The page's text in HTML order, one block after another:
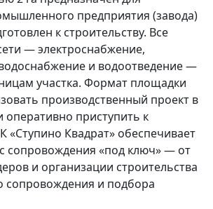
предприятия (завода)
к строительству. Все
— электроснабжение,
и водоотведение —
участка. Формат площадки
производственный проект в
оперативно приступить к
«Ступино Квадрат» обеспечивает
сопровождения «под ключ» — от
и организации строительства
сопровождения и подбора